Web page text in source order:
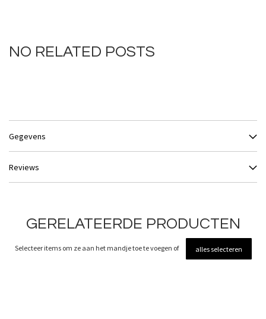
NO RELATED POSTS
Gegevens
Reviews
GERELATEERDE PRODUCTEN
Selecteer items om ze aan het mandje toe te voegen of alles selecteren